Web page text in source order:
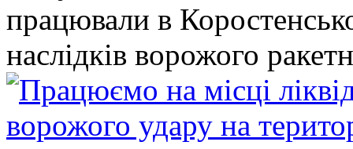
працювали в
наслідків ворожого